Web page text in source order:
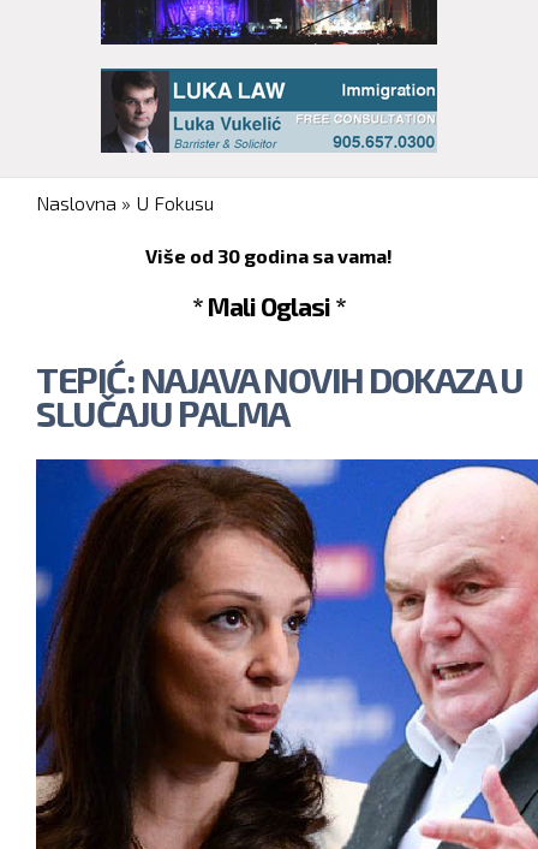
You are here
Naslovna » U Fokusu
Više od 30 godina sa vama!
* Mali Oglasi *
TEPIĆ: NAJAVA NOVIH DOKAZA U
SLUČAJU PALMA